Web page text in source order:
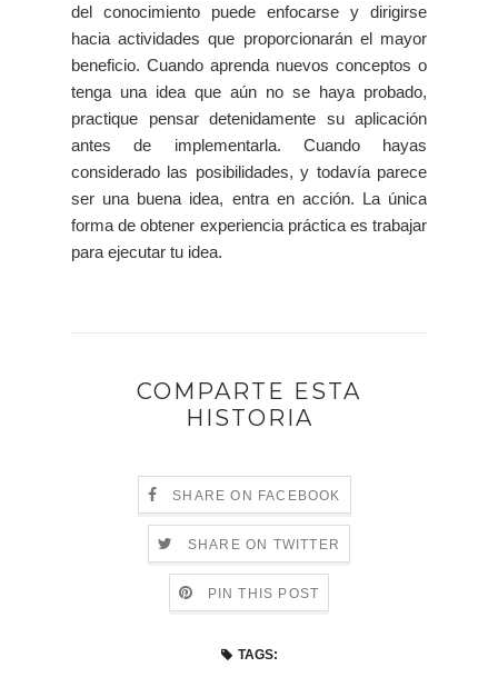
del conocimiento puede enfocarse y dirigirse
hacia actividades que proporcionarán el mayor
beneficio. Cuando aprenda nuevos conceptos o
tenga una idea que aún no se haya probado,
practique pensar detenidamente su aplicación
antes de implementarla. Cuando hayas
considerado las posibilidades, y todavía parece
ser una buena idea, entra en acción. La única
forma de obtener experiencia práctica es trabajar
para ejecutar tu idea.
COMPARTE ESTA
HISTORIA
SHARE ON FACEBOOK
SHARE ON TWITTER
PIN THIS POST
TAGS: